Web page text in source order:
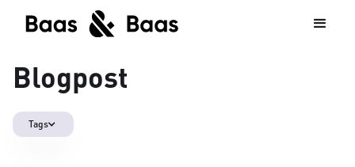
Blogpost
Tags